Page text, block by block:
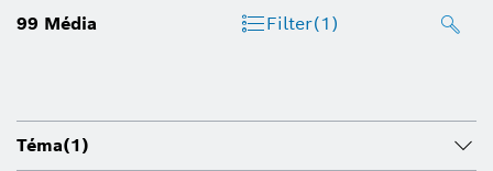
99 Média Filter(1)
Téma(1)